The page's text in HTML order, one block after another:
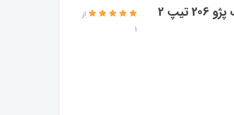
گیج روغن موتور آریکو کد 1285 مناسب پژو 206 تیپ 2
از
1